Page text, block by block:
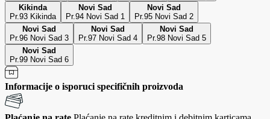
Kikinda
Pr.93 Kikinda
Novi Sad
Pr.94 Novi Sad 1
Novi Sad
Pr.95 Novi Sad 2
Novi Sad
Pr.96 Novi Sad 3
Novi Sad
Pr.97 Novi Sad 4
Novi Sad
Pr.98 Novi Sad 5
Novi Sad
Pr.99 Novi Sad 6
Informacije o isporuci specifičnih proizvoda